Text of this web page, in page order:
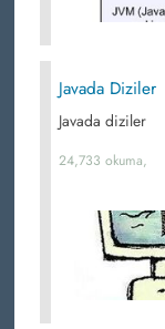
Javada Diziler
Javada diziler
24,733 okuma,